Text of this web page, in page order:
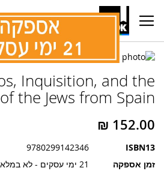
Skip
Content
Inquisition, and the
the Jews from Spain
ISBN13
9780299142346
זמן אספקה
21 ימי עסקים - לא במלאי בארץ
לדלג
של
גלריית
תמונות
להתחלה
של
גלריית